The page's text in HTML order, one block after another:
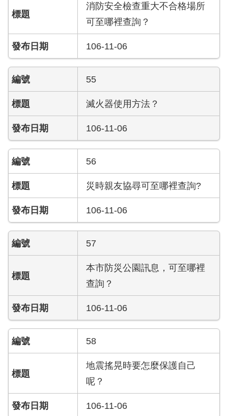
跑
燈
員
工
區
網
導
覽
回
首
頁
English
常
問
情
系
雙
彙
消防安全檢查重大不合格場所
可至哪裡查詢？
106-11-06
55
滅火器使用方法？
106-11-06
56
災時親友協尋可至哪裡查詢?
106-11-06
57
本市防災公園訊息，可至哪裡
查詢？
106-11-06
58
地震搖晃時要怎麼保護自己
呢？
106-11-06